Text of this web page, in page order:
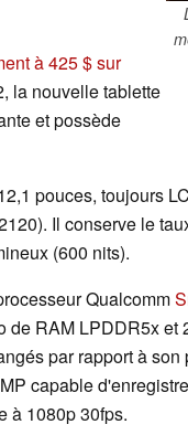
à 425 $ sur
la nouvelle tablette
et possède
pouces, toujours
Il conserve le
(600 nits).
Qualcomm
de RAM LPDDR5x et
par rapport à son
capable
à 1080p 30fps.